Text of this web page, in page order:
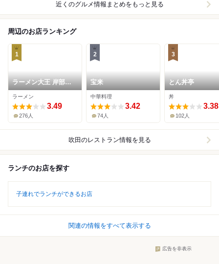
近くのグルメ情報まとめをもっと見る
周辺のお店ランキング
1
ラーメン大王 岸部本
店
ラーメン
3.49
276人
2
宝来
中華料理
3.42
74人
3
とん丼亭
丼
3.38
102人
吹田 のレストラン情報を見る
ランチのお店を探す
子連れでランチができるお店
関連の情報をすべて表示する
広告を非表示